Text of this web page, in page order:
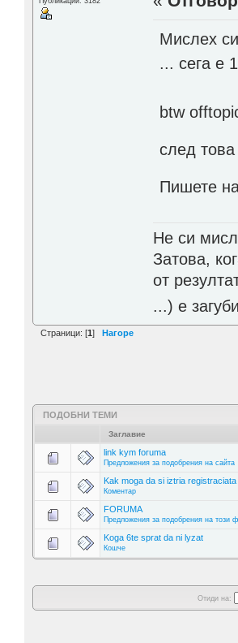
Мислех
... сега е
btw
след
Пишете
Не си
Затова,
от
...) е
Страници: [1] Нагоре
ПОДОБНИ ТЕМИ
Заглавие
link kym foruma
Предложения за подобрения на сайта
Kak moga da si iztria
Коментар
FORUMA
Предложения за подобрения на този
Koga 6te sprat da ni lyzat
Кошче
Отиди на: